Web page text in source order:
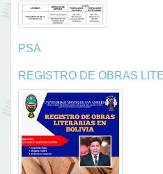
PSA
REGISTRO DE OBRAS